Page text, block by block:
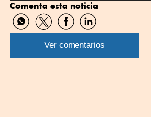
Comenta esta noticia
Compartir
por
WhatsApp
Compartir
por
Twitter
Compartir
por
Facebook
Compartir
por
Linkedin
Ver comentarios